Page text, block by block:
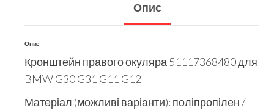
Опис
Опис
Кронштейн правого окуляра 51117368480 для
BMW G30 G31 G11 G12
Матеріал (можливі варіанти): поліпропілен /